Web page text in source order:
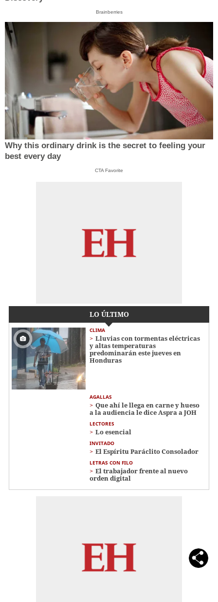
Brainberries
Why this ordinary drink is the secret to feeling your
best every day
CTA Favorite
LO ÚLTIMO
CLIMA
Lluvias con tormentas eléctricas
y altas temperaturas
predominarán este jueves en
Honduras
AGALLAS
Que ahí le llega en carne y hueso
a la audiencia le dice Aspra a JOH
LECTORES
Lo esencial
INVITADO
El Espíritu Paráclito Consolador
LETRAS CON FILO
El trabajador frente al nuevo
orden digital